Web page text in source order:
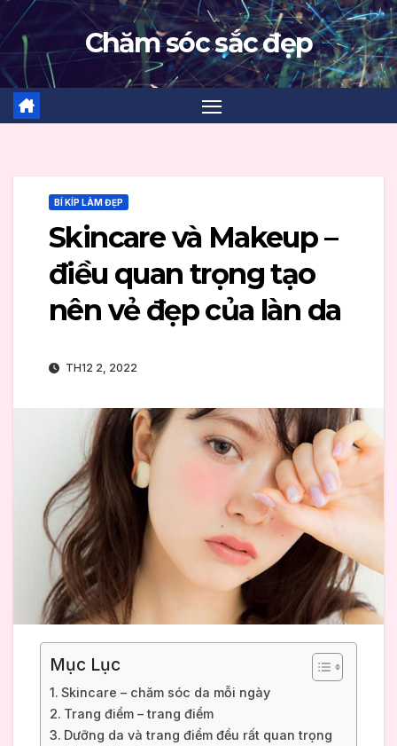
Skip
to
content
Chăm sóc sắc đẹp
BÍ KÍP LÀM ĐẸP
Skincare và Makeup –
điều quan trọng tạo
nên vẻ đẹp của làn da
TH12 2, 2022
Mục Lục
Skincare – chăm sóc da mỗi ngày
Trang điểm – trang điểm
Dưỡng da và trang điểm đều rất quan trọng